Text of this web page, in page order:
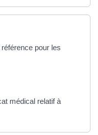
pour les
médical relatif à